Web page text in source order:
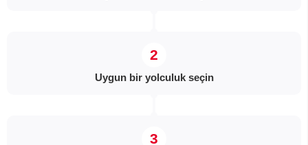
Uygun bir yolculuk seçin